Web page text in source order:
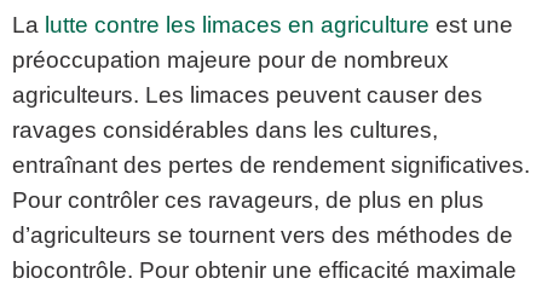
La lutte contre les limaces en agriculture est une
préoccupation majeure pour de nombreux
agriculteurs. Les limaces peuvent causer des
ravages considérables dans les cultures,
entraînant des pertes de rendement significatives.
Pour contrôler ces ravageurs, de plus en plus
d’agriculteurs se tournent vers des méthodes de
biocontrôle. Pour obtenir une efficacité maximale